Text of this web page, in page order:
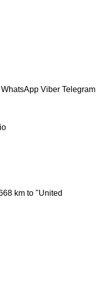
WhatsApp Viber Telegram
km to "United